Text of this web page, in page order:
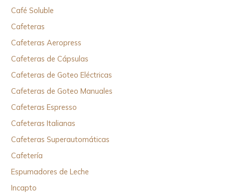
Café Soluble
Cafeteras
Cafeteras Aeropress
Cafeteras de Cápsulas
Cafeteras de Goteo Eléctricas
Cafeteras de Goteo Manuales
Cafeteras Espresso
Cafeteras Italianas
Cafeteras Superautomáticas
Cafetería
Espumadores de Leche
Incapto